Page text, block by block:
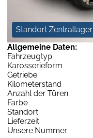
Standort Zentrallager
Allgemeine Daten:
Fahrzeugtyp
Karosserieform
Getriebe
Kilometerstand
Anzahl der Türen
Farbe
Standort
Lieferzeit
Unsere Nummer